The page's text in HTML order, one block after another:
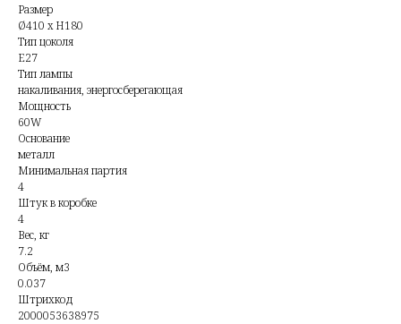
Размер
Ø410 x H180
Тип цоколя
E27
Тип лампы
накаливания, энергосберегающая
Мощность
60W
Основание
металл
Минимальная партия
4
Штук в коробке
4
Вес, кг
7.2
Объём, м3
0.037
Штрихкод
2000053638975